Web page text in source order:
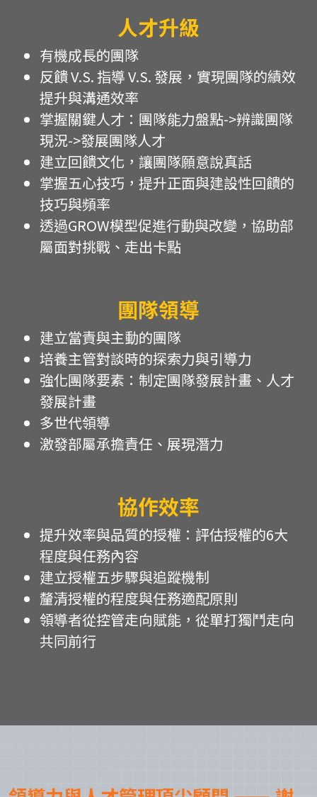
人才升級
有機成長的團隊
反饋 V.S. 指導 V.S. 發展，實現團隊的績效
提升與溝通效率
掌握關鍵人才：團隊能力盤點->辨識團隊
現況->發展團隊人才
建立回饋文化，讓團隊願意說真話
掌握五心技巧，提升正面與建設性回饋的
技巧與頻率
透過GROW模型促進行動與改變，協助部
屬面對挑戰、走出卡點
團隊領導
建立當責與主動的團隊
培養主管對談時的探索力與引導力
強化團隊要素：制定團隊發展計畫、人才
發展計畫
多世代領導
激發部屬承擔責任、展現潛力
協作效率
提升效率與品質的授權：評估授權的6大
程度與任務內容
建立授權五步驟與追蹤機制
釐清授權的程度與任務適配原則
領導者從控管走向賦能，從單打獨鬥走向
共同前行